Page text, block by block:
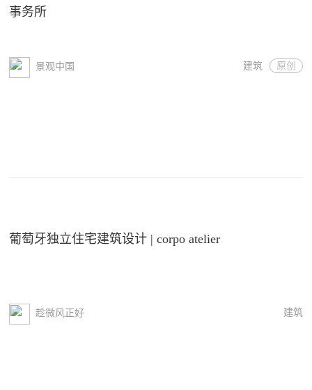
事务所
景观中国 建筑 原创
葡萄牙独立住宅建筑设计 | corpo atelier
趁微风正好 建筑